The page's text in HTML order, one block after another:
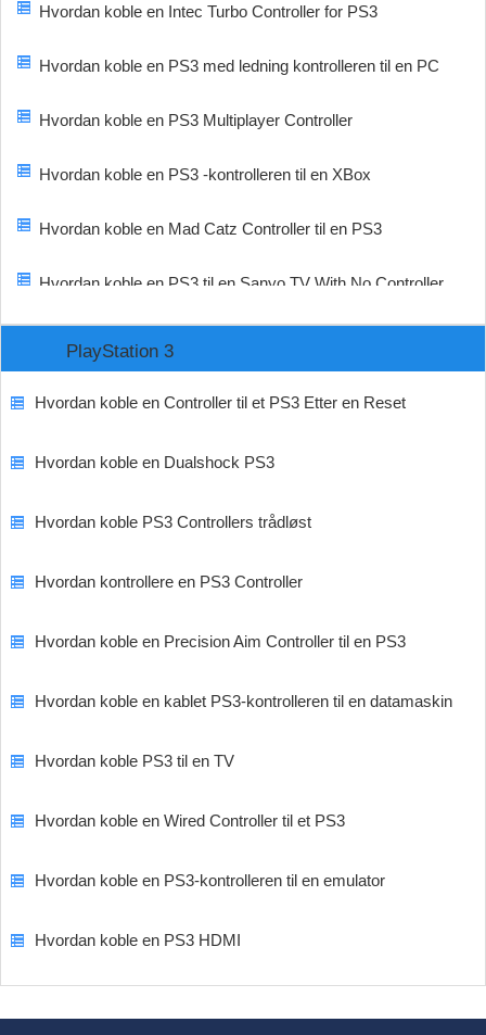
Hvordan koble en Intec Turbo Controller for PS3
Hvordan koble en PS3 med ledning kontrolleren til en PC
Hvordan koble en PS3 Multiplayer Controller
Hvordan koble en PS3 -kontrolleren til en XBox
Hvordan koble en Mad Catz Controller til en PS3
Hvordan koble en PS3 til en Sanyo TV With No Controller
PlayStation 3
Hvordan koble en Controller til et PS3 Etter en Reset
Hvordan koble en Dualshock PS3
Hvordan koble PS3 Controllers trådløst
Hvordan kontrollere en PS3 Controller
Hvordan koble en Precision Aim Controller til en PS3
Hvordan koble en kablet PS3-kontrolleren til en datamaskin
Hvordan koble PS3 til en TV
Hvordan koble en Wired Controller til et PS3
Hvordan koble en PS3-kontrolleren til en emulator
Hvordan koble en PS3 HDMI